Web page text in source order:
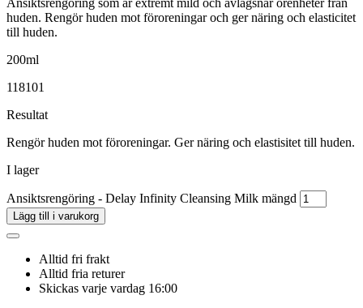
Ansiktsrengöring som är extremt mild och avlägsnar orenheter från
huden. Rengör huden mot föroreningar och ger näring och elasticitet
till huden.
200ml
118101
Resultat
Rengör huden mot föroreningar. Ger näring och elastisitet till huden.
I lager
Ansiktsrengöring - Delay Infinity Cleansing Milk mängd
Lägg till i varukorg
Alltid fri frakt
Alltid fria returer
Skickas varje vardag 16:00